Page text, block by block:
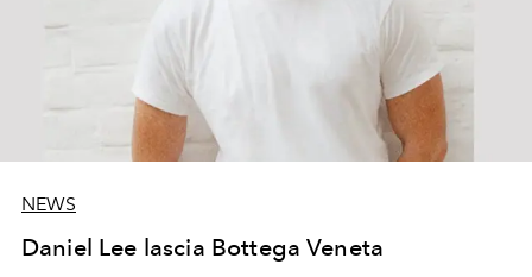
NEWS
Daniel Lee lascia Bottega Veneta